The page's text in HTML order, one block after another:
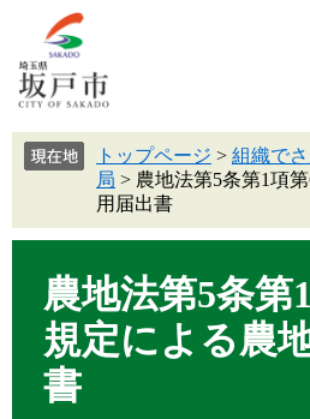
トップページ > 組織で
局 > 農地法第5条第1項
用届出書
農地法第5条第
規定による農
書